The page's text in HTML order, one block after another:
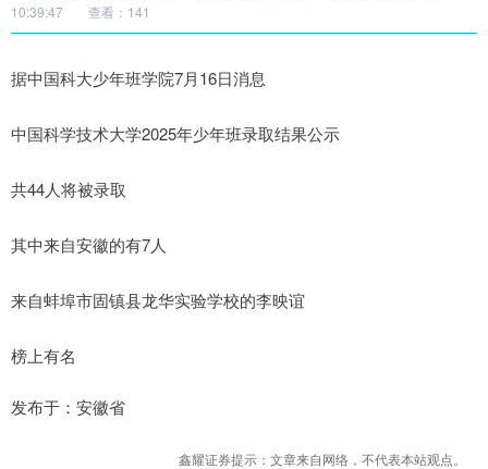
10:39:47
查看：141
据中国科大少年班学院7月16日消息
中国科学技术大学2025年少年班录取结果公示
共44人将被录取
其中来自安徽的有7人
来自蚌埠市固镇县龙华实验学校的李映谊
榜上有名
发布于：安徽省
鑫耀证券提示：文章来自网络，不代表本站观点。